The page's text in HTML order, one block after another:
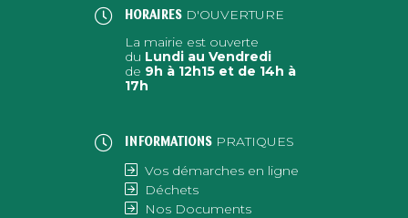
HORAIRES D'OUVERTURE
La mairie est ouverte
du Lundi au Vendredi
de 9h à 12h15 et de 14h à
17h
INFORMATIONS PRATIQUES
Vos démarches en ligne
Déchets
Nos Documents